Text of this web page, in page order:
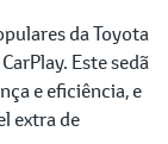
da Toyota
Este sedã
e eficiência, e
extra de